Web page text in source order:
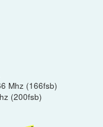
Mhz (166fsb)
(200fsb)